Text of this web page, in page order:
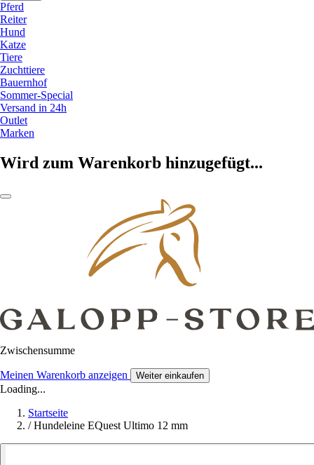
Pferd
Reiter
Hund
Katze
Tiere
Zuchttiere
Bauernhof
Sommer-Special
Versand in 24h
Outlet
Marken
Wird zum Warenkorb hinzugefügt...
Zwischensumme
Meinen Warenkorb anzeigen Weiter einkaufen
Loading...
Startseite
/ Hundeleine EQuest Ultimo 12 mm